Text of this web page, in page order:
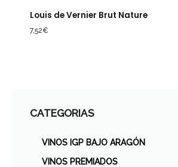
CATEGORIAS
VINOS IGP BAJO ARAGÓN
VINOS PREMIADOS
Louis de Vernier Brut Nature
7,52€